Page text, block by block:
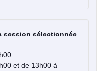
session sélectionnée
et de 13h00 à